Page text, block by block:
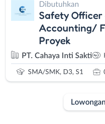
Dibutuhkan
Safety
Accounting/
Proyek
PT. Cahaya Inti Sakti
SMA/SMK, D3, S1